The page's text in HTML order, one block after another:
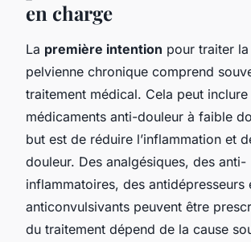
en charge
La première intention pour traiter
pelvienne chronique comprend
traitement médical. Cela peut inclure
médicaments anti-douleur à faible
but est de réduire l’inflammation et
douleur. Des analgésiques, des anti-
inflammatoires, des antidépresseurs
anticonvulsivants peuvent être
du traitement dépend de la cause